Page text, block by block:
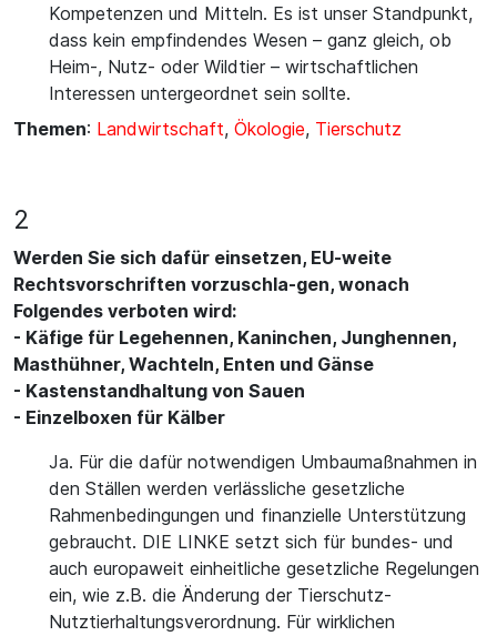
Kompetenzen und Mitteln. Es ist unser Standpunkt,
dass kein empfindendes Wesen – ganz gleich, ob
Heim-, Nutz- oder Wildtier – wirtschaftlichen
Interessen untergeordnet sein sollte.
Themen: Landwirtschaft, Ökologie, Tierschutz
2
Werden Sie sich dafür einsetzen, EU-weite
Rechtsvorschriften vorzuschla-gen, wonach
Folgendes verboten wird:
- Käfige für Legehennen, Kaninchen, Junghennen,
Masthühner, Wachteln, Enten und Gänse
- Kastenstandhaltung von Sauen
- Einzelboxen für Kälber
Ja. Für die dafür notwendigen Umbaumaßnahmen in
den Ställen werden verlässliche gesetzliche
Rahmenbedingungen und finanzielle Unterstützung
gebraucht. DIE LINKE setzt sich für bundes- und
auch europaweit einheitliche gesetzliche Regelungen
ein, wie z.B. die Änderung der Tierschutz-
Nutztierhaltungsverordnung. Für wirklichen